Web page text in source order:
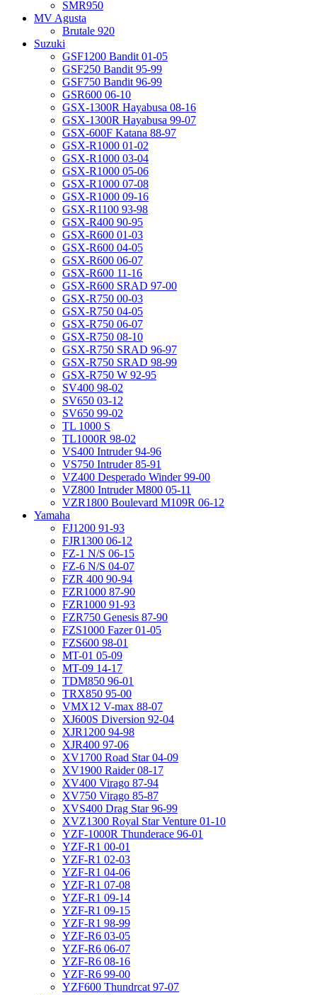
SMR950
MV Agusta
Brutale 920
Suzuki
GSF1200 Bandit 01-05
GSF250 Bandit 95-99
GSF750 Bandit 96-99
GSR600 06-10
GSX-1300R Hayabusa 08-16
GSX-1300R Hayabusa 99-07
GSX-600F Katana 88-97
GSX-R1000 01-02
GSX-R1000 03-04
GSX-R1000 05-06
GSX-R1000 07-08
GSX-R1000 09-16
GSX-R1100 93-98
GSX-R400 90-95
GSX-R600 01-03
GSX-R600 04-05
GSX-R600 06-07
GSX-R600 11-16
GSX-R600 SRAD 97-00
GSX-R750 00-03
GSX-R750 04-05
GSX-R750 06-07
GSX-R750 08-10
GSX-R750 SRAD 96-97
GSX-R750 SRAD 98-99
GSX-R750 W 92-95
SV400 98-02
SV650 03-12
SV650 99-02
TL 1000 S
TL1000R 98-02
VS400 Intruder 94-96
VS750 Intruder 85-91
VZ400 Desperado Winder 99-00
VZ800 Intruder M800 05-11
VZR1800 Boulevard M109R 06-12
Yamaha
FJ1200 91-93
FJR1300 06-12
FZ-1 N/S 06-15
FZ-6 N/S 04-07
FZR 400 90-94
FZR1000 87-90
FZR1000 91-93
FZR750 Genesis 87-90
FZS1000 Fazer 01-05
FZS600 98-01
MT-01 05-09
MT-09 14-17
TDM850 96-01
TRX850 95-00
VMX12 V-max 88-07
XJ600S Diversion 92-04
XJR1200 94-98
XJR400 97-06
XV1700 Road Star 04-09
XV1900 Raider 08-17
XV400 Virago 87-94
XV750 Virago 85-87
XVS400 Drag Star 96-99
XVZ1300 Royal Star Venture 01-10
YZF-1000R Thunderace 96-01
YZF-R1 00-01
YZF-R1 02-03
YZF-R1 04-06
YZF-R1 07-08
YZF-R1 09-14
YZF-R1 09-15
YZF-R1 98-99
YZF-R6 03-05
YZF-R6 06-07
YZF-R6 08-16
YZF-R6 99-00
YZF600 Thundrcat 97-07